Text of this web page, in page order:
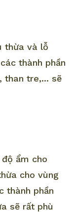
thừa và lỗ
thành phần
than tre,... sẽ
ẩm cho
cho vùng
thành phần
sẽ rất phù